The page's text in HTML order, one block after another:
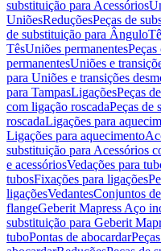
substituição para Acessórios
UniõesReduçõesPeças de
de substituição para Ângulo
TêsUniões permanentes
permanentesUniões e
para Uniões e transições
para TampasLigaçõesPeças
com ligação roscadaPeças de
roscadaLigações para
Ligações para aquecimento
substituição para Acessórios
e acessóriosVedações para
tubosFixações para ligações
ligaçõesVedantesConjuntos
flangeGeberit Mapress Aço
substituição para Geberit
tuboPontas de abocardar